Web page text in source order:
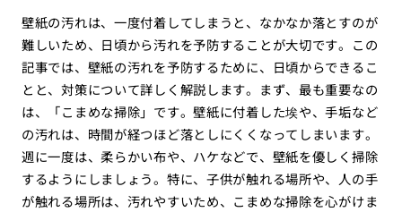
壁紙の汚れは、一度付着してしまうと、なかなか落とすのが
難しいため、日頃から汚れを予防することが大切です。この
記事では、壁紙の汚れを予防するために、日頃からできるこ
とと、対策について詳しく解説します。まず、最も重要なの
は、「こまめな掃除」です。壁紙に付着した埃や、手垢など
の汚れは、時間が経つほど落としにくくなってしまいます。
週に一度は、柔らかい布や、ハケなどで、壁紙を優しく掃除
するようにしましょう。特に、子供が触れる場所や、人の手
が触れる場所は、汚れやすいため、こまめな掃除を心がけま